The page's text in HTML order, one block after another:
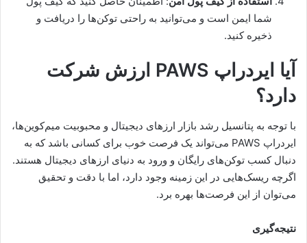
شما ایمن است و می‌توانید به راحتی توکن‌ها را دریافت و
ذخیره کنید.
آیا ایردراپ PAWS ارزش شرکت
دارد؟
با توجه به پتانسیل رشد بازار ارزهای دیجیتال و محبوبیت میم‌کوین‌ها،
ایردراپ PAWS می‌تواند یک فرصت خوب برای کسانی باشد که به
دنبال کسب توکن‌های رایگان و ورود به دنیای ارزهای دیجیتال هستند.
اگرچه ریسک‌هایی در این زمینه وجود دارد، اما با دقت و تحقیق
می‌توان از این فرصت‌ها بهره برد.
نتیجه‌گیری